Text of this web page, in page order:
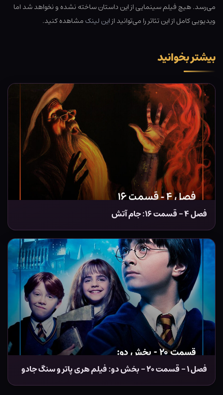
می‌رسد. هیچ فیلم سینمایی از این داستان ساخته نشده و نخواهد شد اما
ویدیویی کامل از این تئاتر را می‌توانید ازاین لینکمشاهده کنید.
بیشتر بخوانید
فصل ۴ – قسمت ۱۶: جام آتش
فصل ۱ – قسمت ۲۰ – بخش دو: فیلم هری پاتر و سنگ جادو